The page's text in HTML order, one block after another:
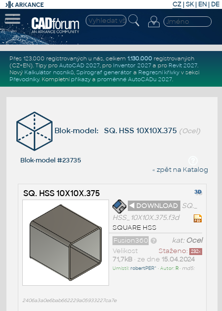
CZ | SK| EN | DE
Přes 123.000 registrovaných u nás, celkem 1.130.000registrovaných
(CZ+EN). Tipy pro AutoCAD 2027, pro Inventor 2027a pro Revit 2027.
Nový Kalkulátor nosníků, Spirograf generátor a Regresní křivkyv sekci
Převodníky. Kompletní příkazya proměnné AutoCADu 2027.
Blok-model: SQ. HSS 10X10X.375 (Ocel)
Blok-model #23735
« zpět na Katalog
SQ. HSS 10X10X.375
◄ DOWNLOAD SQ._
HSS_10X10X.375.f3d
SQUARE HSS
kat: Ocel
Fusion360
Staženo: 232x
Velikost
71,7kB• ze dne 15.04.2024
Umístil:robertPER^ • Autor: R• md5:
2406a3a0e6bab662229a05933227ca7e